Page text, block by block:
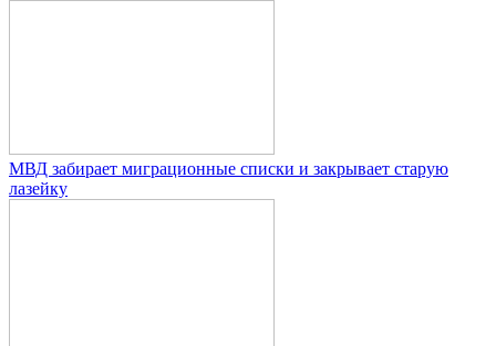
МВД забирает миграционные списки и закрывает старую
лазейку